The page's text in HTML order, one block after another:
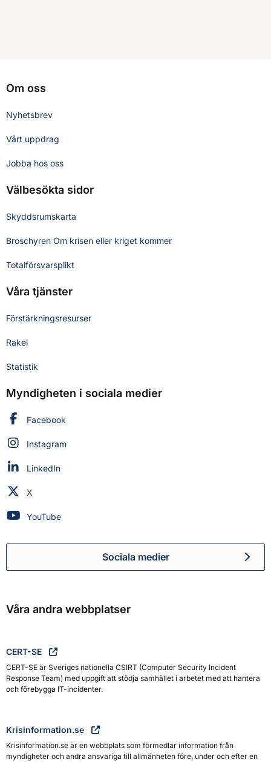
Om oss
Nyhetsbrev
Vårt uppdrag
Jobba hos oss
Välbesökta sidor
Skyddsrumskarta
Broschyren Om krisen eller kriget kommer
Totalförsvarsplikt
Våra tjänster
Förstärkningsresurser
Rakel
Statistik
Myndigheten i sociala medier
Myndigheten för civilt försvar på
Facebook
Myndigheten för civilt försvar på
Instagram
Myndigheten för civilt försvar på
LinkedIn
Myndigheten för civilt försvar på
X
Myndigheten för civilt försvar på
YouTube
Myndigheten för civilt
Sociala medier
Våra andra webbplatser
CERT-SE
CERT-SE är Sveriges nationella CSIRT (Computer Security Incident
Response Team) med uppgift att stödja samhället i arbetet med att hantera
och förebygga IT-incidenter.
Krisinformation.se
Krisinformation.se är en webbplats som förmedlar information från
myndigheter och andra ansvariga till allmänheten före, under och efter en